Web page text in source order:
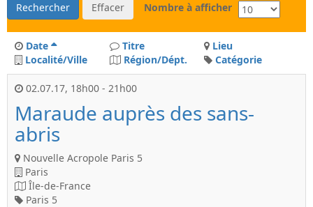
Rechercher Effacer Nombre à afficher
Date Titre
Lieu
Localité/Ville
Région/Dépt. Catégorie
02.07.17, 18h00 - 21h00
Maraude auprès des sans-
abris
Nouvelle Acropole Paris 5
Paris
Île-de-France
Paris 5